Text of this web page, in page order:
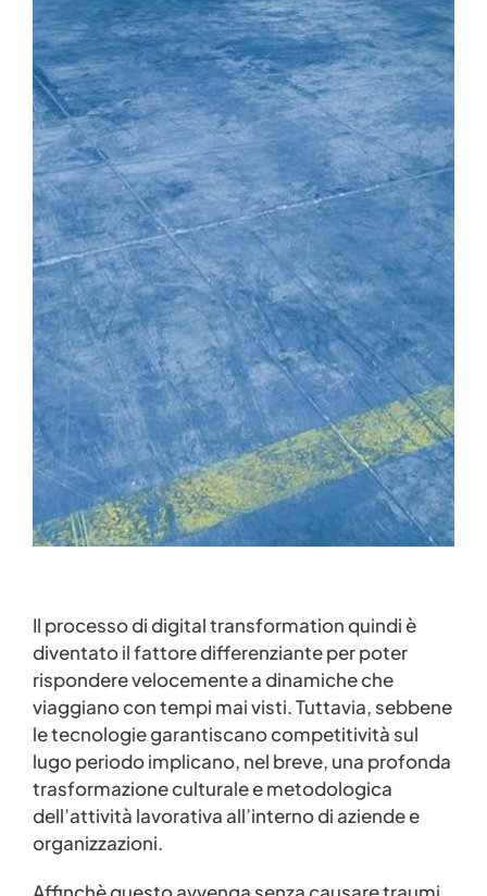
Il processo di digital transformation quindi è
diventato il fattore differenziante per poter
rispondere velocemente a dinamiche che
viaggiano con tempi mai visti. Tuttavia, sebbene
le tecnologie garantiscano competitività sul
lugo periodo implicano, nel breve, una profonda
trasformazione culturale e metodologica
dell’attività lavorativa all’interno di aziende e
organizzazioni.